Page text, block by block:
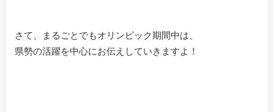
さて、まるごとでもオリンピック期間中は、
県勢の活躍を中心にお伝えしていきますよ！